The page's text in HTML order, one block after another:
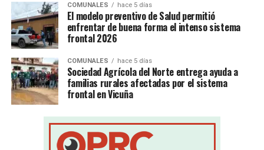
COMUNALES hace 5 días
El modelo preventivo de Salud permitió
enfrentar de buena forma el intenso sistema
frontal 2026
COMUNALES hace 5 días
Sociedad Agrícola del Norte entrega ayuda a
familias rurales afectadas por el sistema
frontal en Vicuña